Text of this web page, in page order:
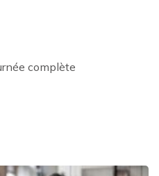
complète